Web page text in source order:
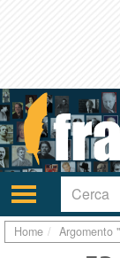
Attiva/disattiva
navigazione
Home Argomento